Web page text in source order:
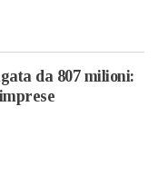
da 807 milioni: